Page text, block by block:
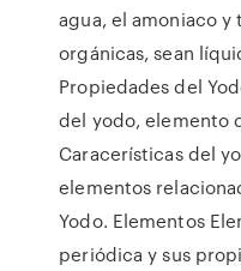
agua, el amoniaco y
orgánicas, sean
Propiedades del
del yodo, elemento
Caracerísticas del
elementos
Yodo. Elementos
periódica y sus